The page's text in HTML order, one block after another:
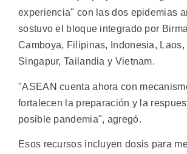
experiencia" con las dos epidemias
sostuvo el bloque integrado por
Camboya, Filipinas, Indonesia, Laos,
Singapur, Tailandia y Vietnam.
"ASEAN cuenta ahora con
fortalecen la preparación y la
posible pandemia", agregó.
Esos recursos incluyen dosis para